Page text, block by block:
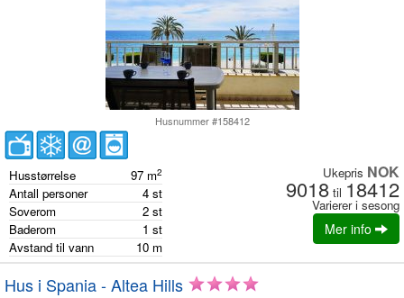
Husnummer #158412
Husstørrelse 97 m2
Antall personer 4 st
Soverom
2 st
Baderom
1 st
Avstand til vann
10 m
Ukepris NOK
9018 til 18412
Varierer i sesong
Mer info
Hus i Spania - Altea Hills